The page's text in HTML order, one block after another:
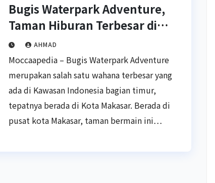
Bugis Waterpark Adventure,
Taman Hiburan Terbesar di
Makasar
AHMAD
Moccaapedia – Bugis Waterpark Adventure
merupakan salah satu wahana terbesar yang
ada di Kawasan Indonesia bagian timur,
tepatnya berada di Kota Makasar. Berada di
pusat kota Makasar, taman bermain ini…